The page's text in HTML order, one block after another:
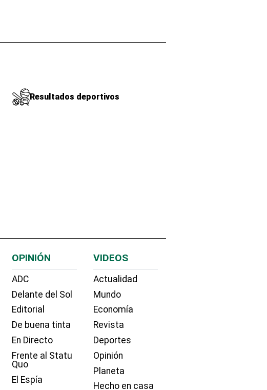
Resultados deportivos
OPINIÓN
ADC
Delante del Sol
Editorial
De buena tinta
En Directo
Frente al Statu
Quo
El Espía
VIDEOS
Actualidad
Mundo
Economía
Revista
Deportes
Opinión
Planeta
Hecho en casa